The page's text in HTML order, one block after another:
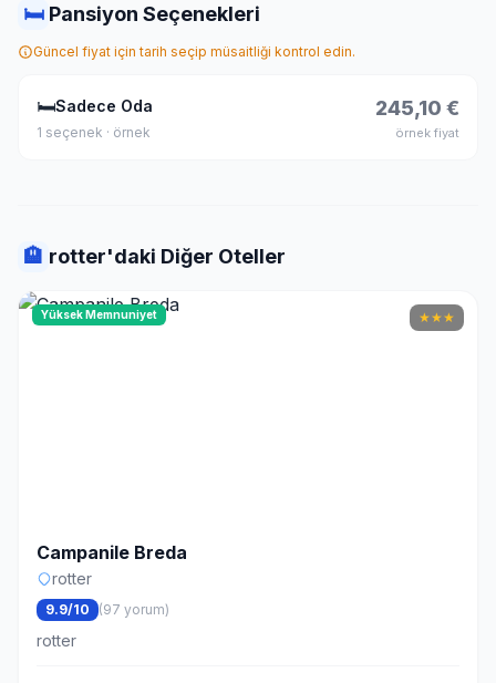
🛏 Pansiyon Seçenekleri
Güncel fiyat için tarih seçip müsaitliği kontrol edin.
🛏Sadece Oda
1 seçenek · örnek
245,10 €
örnek fiyat
🏨 rotter'daki Diğer Oteller
Yüksek Memnuniyet ★★★
Campanile Breda
rotter
9.9/10 (97 yorum)
rotter